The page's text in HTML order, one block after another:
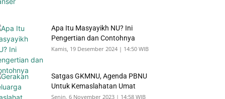
Apa Itu Masyayikh NU? Ini
Pengertian dan Contohnya
Kamis, 19 Desember 2024 | 14:50 WIB
Satgas GKMNU, Agenda PBNU
Untuk Kemaslahatan Umat
Senin, 6 November 2023 | 14:58 WIB